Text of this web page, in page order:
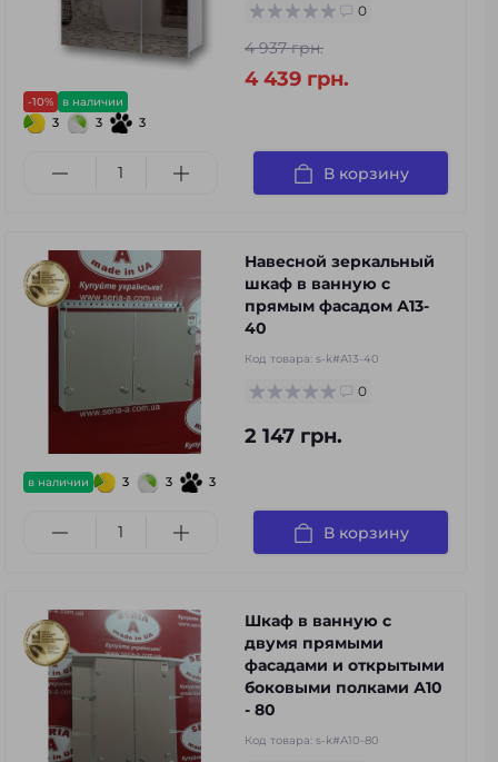
-10% в наличии
3 3 3
0
4 937 грн.
4 439 грн.
В корзину
в наличии 3 3 3
Навесной зеркальный
шкаф в ванную с
прямым фасадом А13-
40
Код товара: s-k#А13-40
0
2 147 грн.
В корзину
Шкаф в ванную с
двумя прямыми
фасадами и открытыми
боковыми полками А10
- 80
Код товара: s-k#А10-80